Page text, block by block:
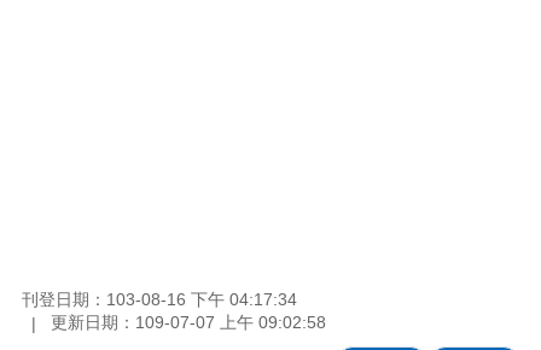
刊登日期：103-08-16 下午 04:17:34
更新日期：109-07-07 上午 09:02:58